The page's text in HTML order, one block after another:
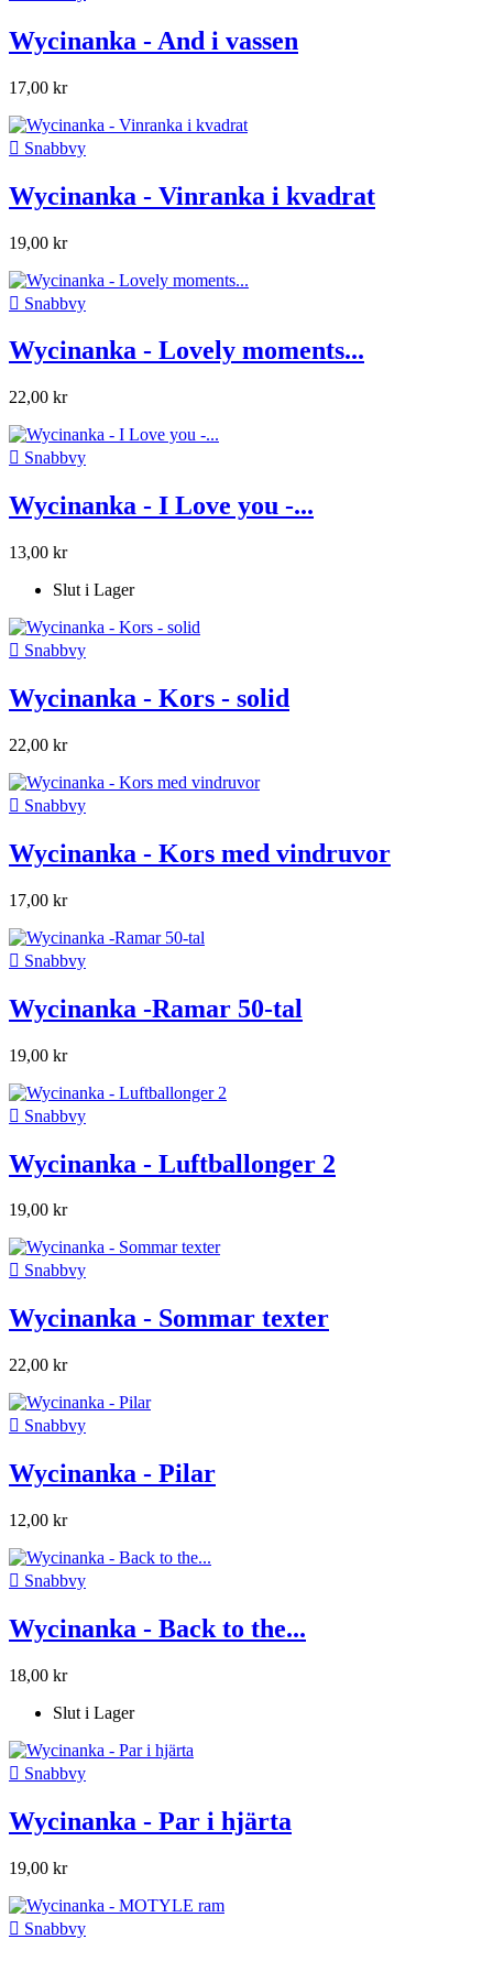
Wycinanka - And i vassen
17,00 kr
 Snabbvy
Wycinanka - Vinranka i kvadrat
19,00 kr
 Snabbvy
Wycinanka - Lovely moments...
22,00 kr
 Snabbvy
Wycinanka - I Love you -...
13,00 kr
Slut i Lager
 Snabbvy
Wycinanka - Kors - solid
22,00 kr
 Snabbvy
Wycinanka - Kors med vindruvor
17,00 kr
 Snabbvy
Wycinanka -Ramar 50-tal
19,00 kr
 Snabbvy
Wycinanka - Luftballonger 2
19,00 kr
 Snabbvy
Wycinanka - Sommar texter
22,00 kr
 Snabbvy
Wycinanka - Pilar
12,00 kr
 Snabbvy
Wycinanka - Back to the...
18,00 kr
Slut i Lager
 Snabbvy
Wycinanka - Par i hjärta
19,00 kr
 Snabbvy